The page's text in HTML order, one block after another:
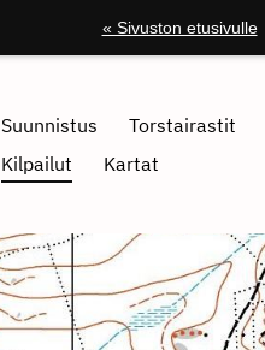
« Sivuston etusivulle
Suunnistus Torstairastit
Kilpailut
Kartat